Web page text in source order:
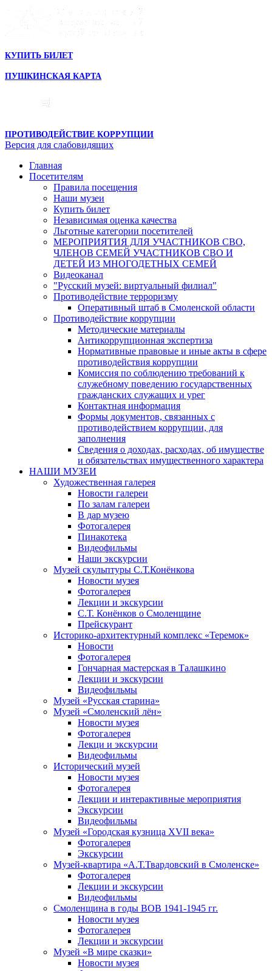
КУПИТЬ БИЛЕТ
ПУШКИНСКАЯ КАРТА
ПРОТИВОДЕЙСТВИЕ КОРРУПЦИИ
Версия для слабовидящих
Главная
Посетителям
Правила посещения
Наши музеи
Купить билет
Независимая оценка качества
Льготные категории посетителей
МЕРОПРИЯТИЯ ДЛЯ УЧАСТНИКОВ СВО,
ЧЛЕНОВ СЕМЕЙ УЧАСТНИКОВ СВО И
ДЕТЕЙ ИЗ МНОГОДЕТНЫХ СЕМЕЙ
Видеоканал
"Русский музей: виртуальный филиал"
Противодействие терроризму
Оперативный штаб в Смоленской области
Противодействие коррупции
Методические материалы
Антикоррупционная экспертиза
Нормативные правовые и иные акты в сфере
противодействия коррупции
Комиссия по соблюдению требований к
служебному поведению государственных
гражданских служащих и урег
Контактная информация
Формы документов, связанных с
противодействием коррупции, для
заполнения
Сведения о доходах, расходах, об имуществе
и обязательствах имущественного характера
НАШИ МУЗЕИ
Художественная галерея
Новости галереи
По залам галереи
В дар музею
Фотогалерея
Пинакотека
Видеофильмы
Наши экскурсии
Музей скульптуры С.Т.Конёнкова
Новости музея
Фотогалерея
Лекции и экскурсии
С.Т. Конёнков о Смоленщине
Прейскурант
Историко-архитектурный комплекс «Теремок»
Новости
Фотогалерея
Гончарная мастерская в Талашкино
Лекции и экскурсии
Видеофильмы
Музей «Русская старина»
Музей «Смоленский лён»
Новости музея
Фотогалерея
Лекци и экскурсии
Видеофильмы
Исторический музей
Новости музея
Фотогалерея
Лекции и интерактивные мероприятия
Экскурсии
Видеофильмы
Музей «Городская кузница XVII века»
Фотогалерея
Экскурсии
Музей-квартира «А.Т.Твардовский в Смоленске»
Фотогалерея
Лекции и экскурсии
Видеофильмы
Смоленщина в годы ВОВ 1941-1945 гг.
Новости музея
Фотогалерея
Лекции и экскурсии
Музей «В мире сказки»
Новости музея